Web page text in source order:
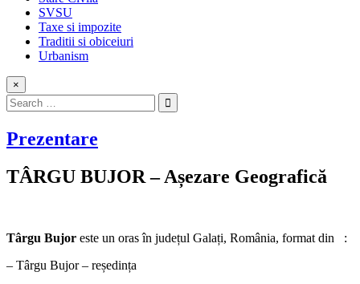
SVSU
Taxe si impozite
Traditii si obiceiuri
Urbanism
×
Search
for:
Prezentare
TÂRGU BUJOR – Așezare Geografică
Târgu Bujor este un oras în județul Galați, România, format din :
– Târgu Bujor – reședința